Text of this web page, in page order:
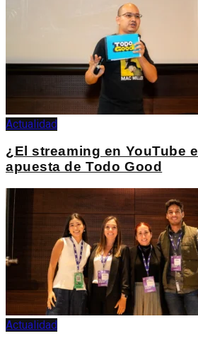
Actualidad
¿El streaming en YouTube
apuesta de Todo Good
Actualidad